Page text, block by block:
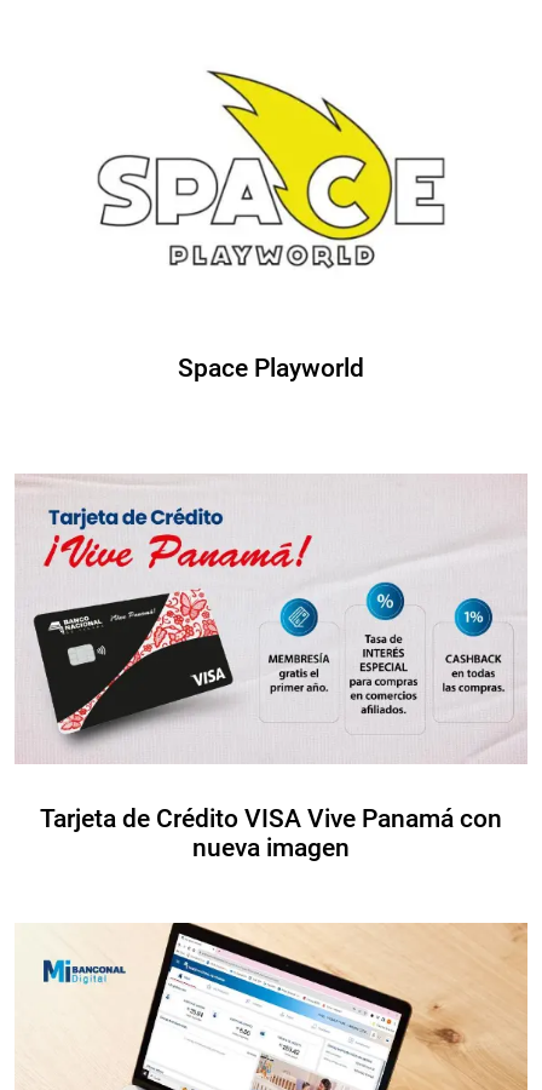
Space Playworld
Tarjeta de Crédito VISA Vive Panamá con
nueva imagen